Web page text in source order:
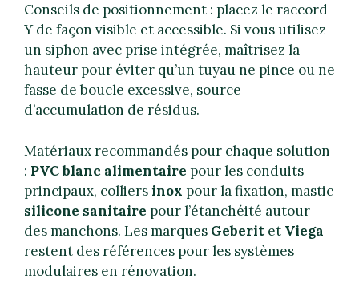
Conseils de positionnement : placez le raccord
Y de façon visible et accessible. Si vous utilisez
un siphon avec prise intégrée, maîtrisez la
hauteur pour éviter qu’un tuyau ne pince ou ne
fasse de boucle excessive, source
d’accumulation de résidus.
Matériaux recommandés pour chaque solution
: PVC blanc alimentaire pour les conduits
principaux, colliersinox pour la fixation, mastic
silicone sanitaire pour l’étanchéité autour
des manchons. Les marques Geberit et Viega
restent des références pour les systèmes
modulaires en rénovation.